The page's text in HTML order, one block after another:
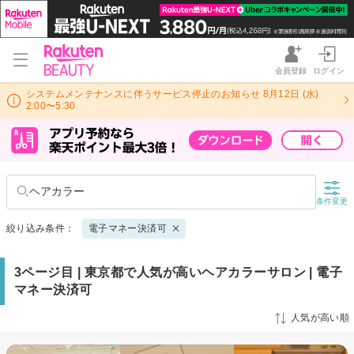
会員登録 ログイン
システムメンテナンスに伴うサービス停止のお知らせ 8月12日 (水)
2:00〜5:30
ヘアカラー
条件変更
絞り込み条件： 電子マネー決済可
3ページ目 | 東京都で人気が高いヘアカラーサロン | 電子
マネー決済可
人気が高い順